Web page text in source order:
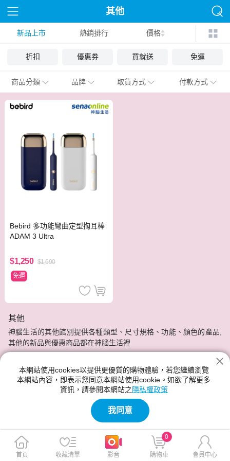
其他
新品上市 熱銷排行 價格
折扣 優惠券 買就送 免運
商品分類 品牌 取貨方式 付款方式
Bebird 多功能彎曲定型掏耳棒
ADAM 3 Ultra
$1,250 $1,690
免運
其他
神腦生活的其他館別提供各種類型、尺寸規格、功能、顏色的產品,
其他的新品與優惠商品都在神腦生活裡
本網站使用cookies以提供更優質的購物體驗，若您繼續瀏覽
本網站內容，即表示您同意本網站使用cookie。如欲了解更多
資訊，請參閱本網站之 隱私權政策
我同意
首頁 收藏清單 影音 購物車
0
會員中心